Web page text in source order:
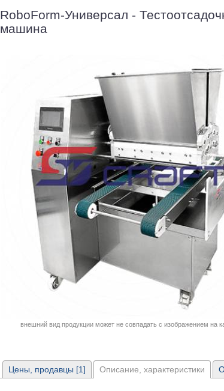
RoboForm-Универсал -
машина
внешний вид продукции может не совпадать с изображением на
Цены, продавцы [1] Описание, характеристики